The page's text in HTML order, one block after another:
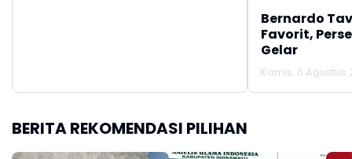
Bernardo
Favorit,
Gelar
Kamis, 6 Agustus
BERITA REKOMENDASI PILIHAN